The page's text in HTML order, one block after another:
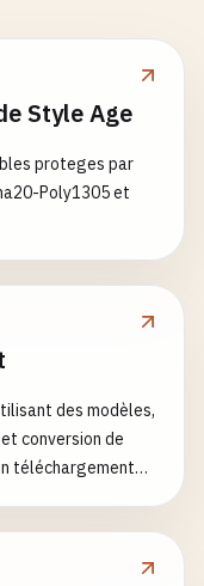
Style Age
proteges par
Poly1305 et
des modèles,
conversion de
téléchargement